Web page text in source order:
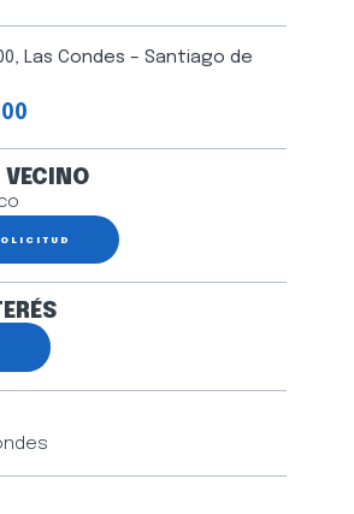
Las Condes – Santiago de